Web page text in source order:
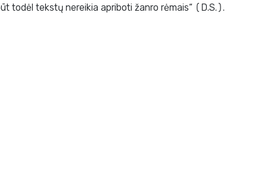
todėl tekstų nereikia apriboti žanro rėmais“ (D.S.).